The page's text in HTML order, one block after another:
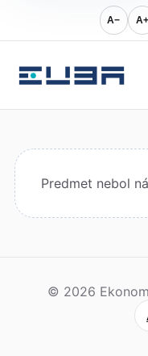
A− A+
Predmet nebol
© 2026